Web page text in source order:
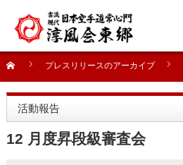
プレスリリースのアーカイブ
活動報告
12 月度昇段級審査会